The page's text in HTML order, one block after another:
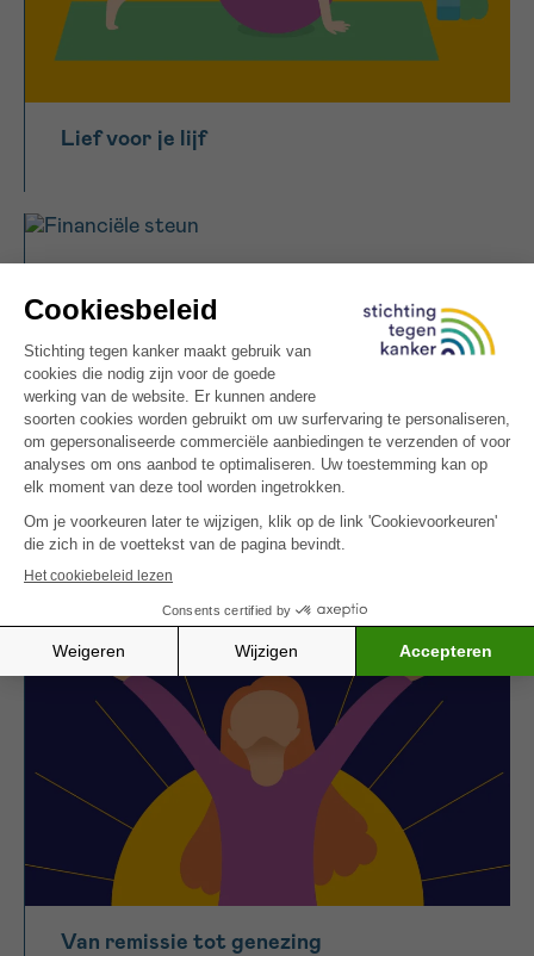
Lief voor je lijf
Financiële steun
Van remissie tot genezing